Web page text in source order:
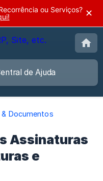
ou Serviços? ✕
Documentos
Assinaturas
e